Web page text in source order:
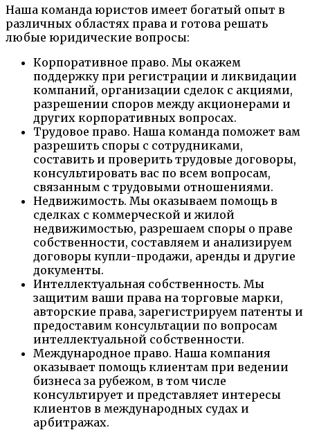
Наша команда юристов имеет богатый опыт в
различных областях права и готова решать
любые юридические вопросы:
Корпоративное право. Мы окажем
поддержку при регистрации и ликвидации
компаний, организации сделок с акциями,
разрешении споров между акционерами и
других корпоративных вопросах.
Трудовое право. Наша команда поможет вам
разрешить споры с сотрудниками,
составить и проверить трудовые договоры,
консультировать вас по всем вопросам,
связанным с трудовыми отношениями.
Недвижимость. Мы оказываем помощь в
сделках с коммерческой и жилой
недвижимостью, разрешаем споры о праве
собственности, составляем и анализируем
договоры купли-продажи, аренды и другие
документы.
Интеллектуальная собственность. Мы
защитим ваши права на торговые марки,
авторские права, зарегистрируем патенты и
предоставим консультации по вопросам
интеллектуальной собственности.
Международное право. Наша компания
оказывает помощь клиентам при ведении
бизнеса за рубежом, в том числе
консультирует и представляет интересы
клиентов в международных судах и
арбитражах.